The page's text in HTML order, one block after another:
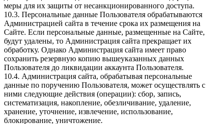
меры для их защиты от несанкционированного доступа.
10.3. Персональные данные Пользователя обрабатываются
Администрацией сайта в течение срока их размещения на
Сайте. Если персональные данные, размещенные на Сайте,
будут удалены, то Администрация сайта прекращает их
обработку. Однако Администрация сайта имеет право
сохранить резервную копию вышеуказанных данных
Пользователя до ликвидации аккаунта Пользователя.
10.4. Администрация сайта, обрабатывая персональные
данные по поручению Пользователя, может осуществлять с
ними следующие действия (операции): сбор, запись,
систематизация, накопление, обезличивание, удаление,
хранение, уточнение, извлечение, использование,
блокирование, уничтожение.